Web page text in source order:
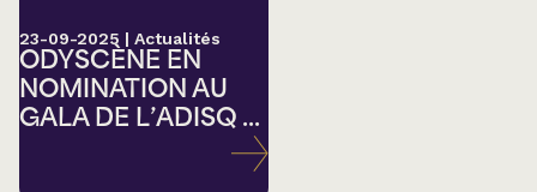
23-09-2025 | Actualités
ODYSCÈNE EN
NOMINATION AU
GALA DE L’ADISQ ...